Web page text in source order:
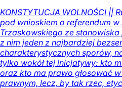
KONSTYTUCJA WOLNOŚCI ||
pod wnioskiem o referendum
Trzaskowskiego ze
z nim jeden z najbardziej
charakterystycznych sporów,
tylko wokół tej inicjatywy: kto
oraz kto ma prawo głosować
prawnym, lecz, by tak rzec,